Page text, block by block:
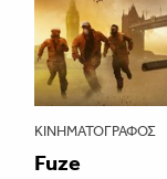
ΚΙΝΗΜΑΤΟΓΡΆΦΟΣ
Fuze